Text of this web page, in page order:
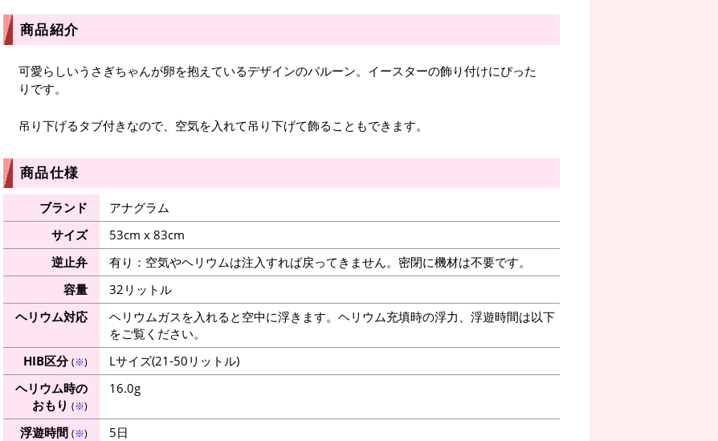
商品紹介
可愛らしいうさぎちゃんが卵を抱えているデザインのバルーン。イースターの飾り付けにぴった
りです。
吊り下げるタブ付きなので、空気を入れて吊り下げて飾ることもできます。
商品仕様
ブランド
アナグラム
サイズ
53cm x 83cm
逆止弁
有り：空気やヘリウムは注入すれば戻ってきません。密閉に機材は不要です。
容量
32リットル
ヘリウム対応
ヘリウムガスを入れると空中に浮きます。ヘリウム充填時の浮力、浮遊時間は以下
をご覧ください。
HIB区分(※)
Lサイズ(21-50リットル)
ヘリウム時の
おもり (※)
16.0g
浮遊時間 (※) 5日